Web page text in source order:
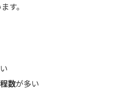
す。
数が多い